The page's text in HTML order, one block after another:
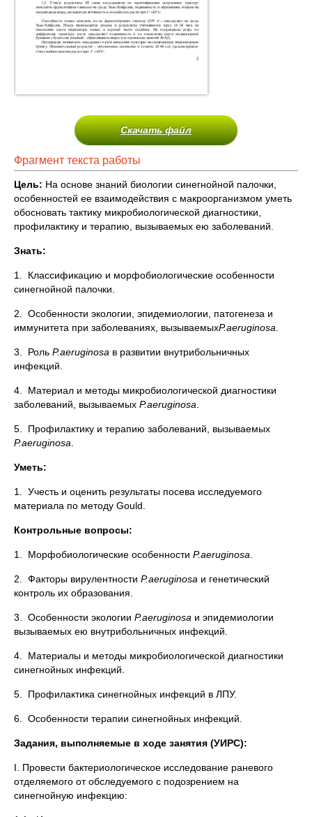
Скачать файл
Фрагмент текста работы
Цель: На основе знаний биологии синегнойной палочки,
особенностей ее взаимодействия с макроорганизмом уметь
обосновать тактику микробиологической диагностики,
профилактику и терапию, вызываемых ею заболеваний.
Знать:
1. Классификацию и морфобиологические особенности
синегнойной палочки.
2. Особенности экологии, эпидемиологии, патогенеза и
иммунитета при заболеваниях, вызываемыхP.aeruginosa
3. Роль P.aeruginosa в развитии внутрибольничных
инфекций.
4. Материал и методы микробиологической диагностики
заболеваний, вызываемых P.aeruginosa
5. Профилактику и терапию заболеваний, вызываемых
P.aeruginosa
Уметь:
1. Учесть и оценить результаты посева исследуемого
материала по методу Gould.
Контрольные вопросы:
1. Морфобиологические особенности P.aeruginosa
2. Факторы вирулентности P.aeruginosa и генетический
контроль их образования.
3. Особенности экологии P.aeruginosa и эпидемиологии
вызываемых ею внутрибольничных инфекций.
4. Материалы и методы микробиологической диагностики
синегнойных инфекций.
5. Профилактика синегнойных инфекций в ЛПУ.
6. Особенности терапии синегнойных инфекций.
Задания, выполняемые в ходе занятия (УИРС):
I. Провести бактериологическое исследование раневого
отделяемого от обследуемого с подозрением на
синегнойную инфекцию: